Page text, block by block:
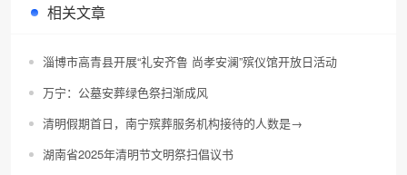
相关文章
淄博市高青县开展“礼安齐鲁 尚孝安澜”殡仪馆开放日活动
万宁：公墓安葬绿色祭扫渐成风
清明假期首日，南宁殡葬服务机构接待的人数是→
湖南省2025年清明节文明祭扫倡议书